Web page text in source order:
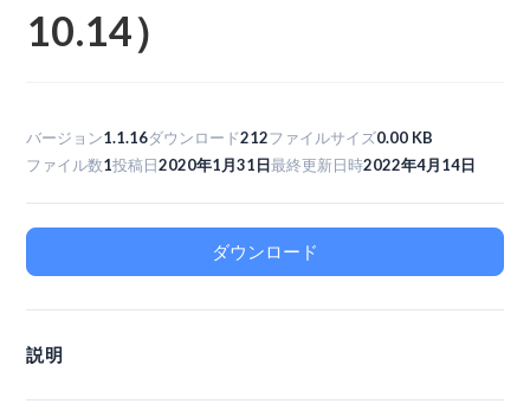
10.14）
バージョン1.1.16ダウンロード212ファイルサイズ0.00 KB
ファイル数1投稿日2020年1月31日最終更新日時2022年4月14日
ダウンロード
説明